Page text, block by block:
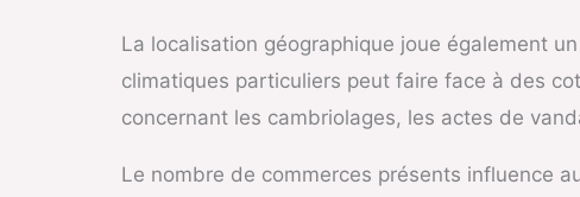
La localisation géographique joue également
climatiques particuliers peut faire face à des
concernant les cambriolages, les actes de
Le nombre de commerces présents influence